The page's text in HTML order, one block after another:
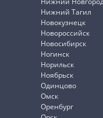
Нижний Тагил
Новокузнецк
Новороссийск
Новосибирск
Ногинск
Норильск
Ноябрьск
Одинцово
Омск
Оренбург